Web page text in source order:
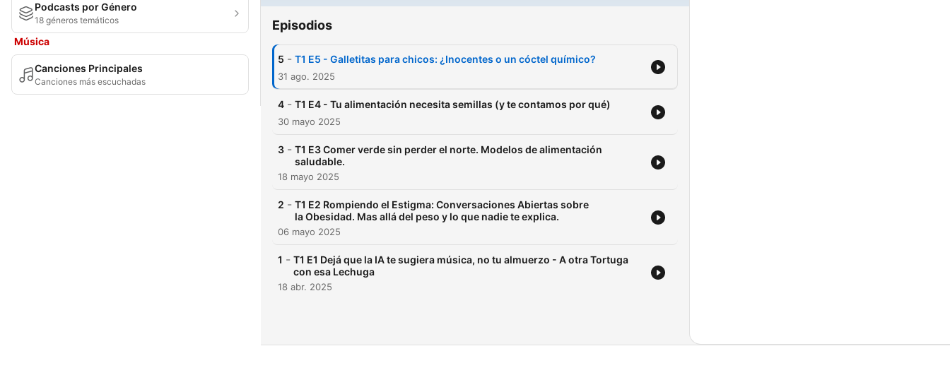
Podcasts por Género
18 géneros temáticos
Música
Canciones Principales
Canciones más escuchadas
alimenticias del momento
sí funcionan en la vida real.
Episodios
5 - T1 E5 - Galletitas para chicos: ¿Inocentes o un cóctel químico?
31 ago. 2025
4 - T1 E4 - Tu alimentación necesita semillas (y te contamos por qué)
30 mayo 2025
3 - T1 E3 Comer verde sin perder el norte. Modelos de alimentación
saludable.
18 mayo 2025
2 - T1 E2 Rompiendo el Estigma: Conversaciones Abiertas sobre
la Obesidad. Mas allá del peso y lo que nadie te explica.
06 mayo 2025
1 - T1 E1 Dejá que la IA te sugiera música, no tu almuerzo - A otra Tortuga
con esa Lechuga
18 abr. 2025